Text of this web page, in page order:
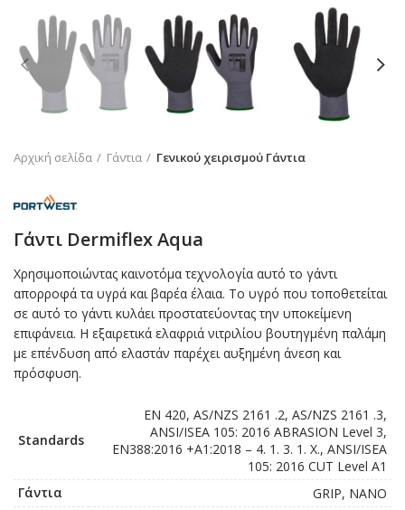
Αρχική σελίδα Γάντια Γενικού χειρισμού Γάντια
Γάντι Dermiflex Aqua
Χρησιμοποιώντας καινοτόμα τεχνολογία αυτό το γάντι
απορροφά τα υγρά και βαρέα έλαια. Το υγρό που τοποθετείται
σε αυτό το γάντι κυλάει προστατεύοντας την υποκείμενη
επιφάνεια. Η εξαιρετικά ελαφριά νιτριλίου βουτηγμένη παλάμη
με επένδυση από ελαστάν παρέχει αυξημένη άνεση και
πρόσφυση.
Standards
EN 420, AS/NZS 2161 .2, AS/NZS 2161 .3,
ANSI/ISEA 105: 2016 ABRASION Level 3,
EN388:2016 +A1:2018 – 4. 1. 3. 1. X., ANSI/ISEA
105: 2016 CUT Level A1
Γάντια
GRIP, NANO